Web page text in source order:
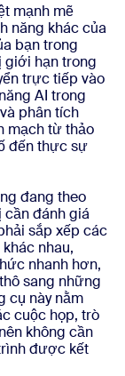
mạnh mẽ
năng khác của
bạn trong
giới hạn trong
trực tiếp vào
AI trong
phân tích
mạch từ thảo
đến thực sự
đang theo
cần đánh giá
sắp xếp các
nhau,
nhanh hơn,
sang những
cụ này nằm
cuộc họp, trò
không cần
được kết